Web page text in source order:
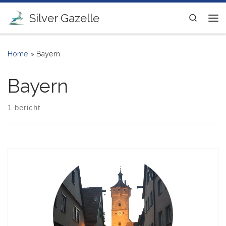
Ga naar inhoud
Silver Gazelle
Search
Home » Bayern
Bayern
1 bericht